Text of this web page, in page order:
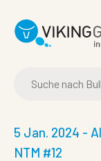
5 Jan. 2024 -
NTM #12